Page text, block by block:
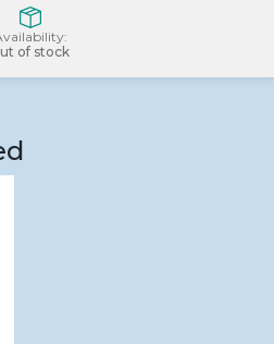
of stock